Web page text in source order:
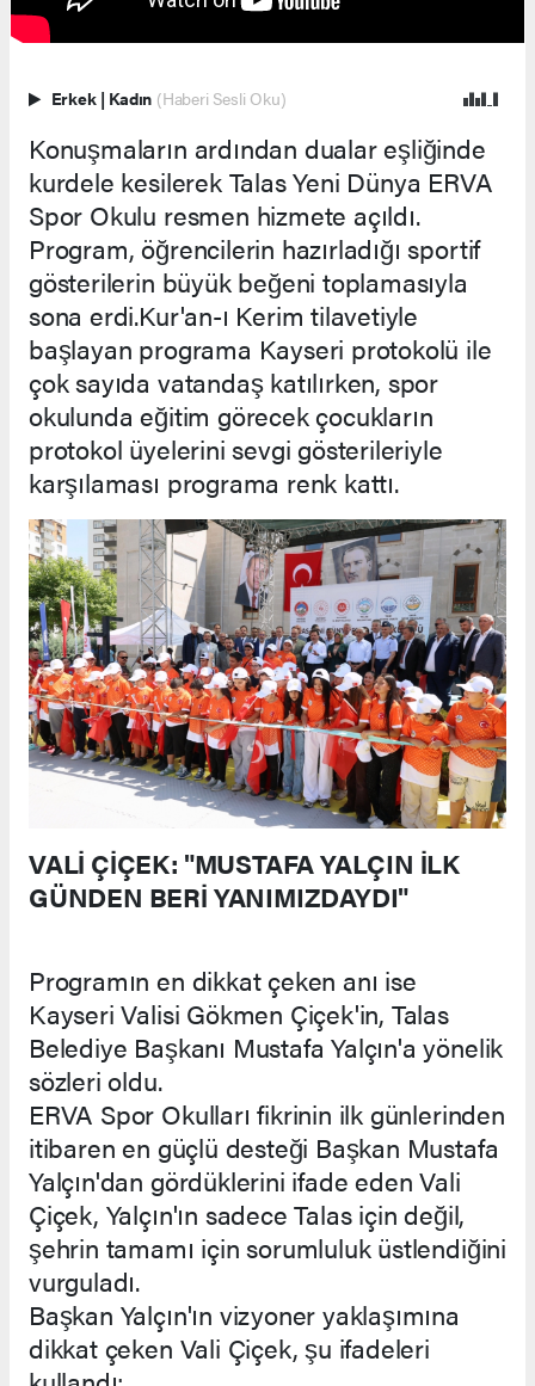
Erkek | Kadın (Haberi Sesli Oku)
Konuşmaların ardından dualar eşliğinde
kurdele kesilerek Talas Yeni Dünya ERVA
Spor Okulu resmen hizmete açıldı.
Program, öğrencilerin hazırladığı sportif
gösterilerin büyük beğeni toplamasıyla
sona erdi.Kur'an-ı Kerim tilavetiyle
başlayan programa Kayseri protokolü ile
çok sayıda vatandaş katılırken, spor
okulunda eğitim görecek çocukların
protokol üyelerini sevgi gösterileriyle
karşılaması programa renk kattı.
VALİ ÇİÇEK: "MUSTAFA YALÇIN İLK
GÜNDEN BERİ YANIMIZDAYDI"
Programın en dikkat çeken anı ise
Kayseri Valisi Gökmen Çiçek'in, Talas
Belediye Başkanı Mustafa Yalçın'a yönelik
sözleri oldu.
ERVA Spor Okulları fikrinin ilk günlerinden
itibaren en güçlü desteği Başkan Mustafa
Yalçın'dan gördüklerini ifade eden Vali
Çiçek, Yalçın'ın sadece Talas için değil,
şehrin tamamı için sorumluluk üstlendiğini
vurguladı.
Başkan Yalçın'ın vizyoner yaklaşımına
dikkat çeken Vali Çiçek, şu ifadeleri